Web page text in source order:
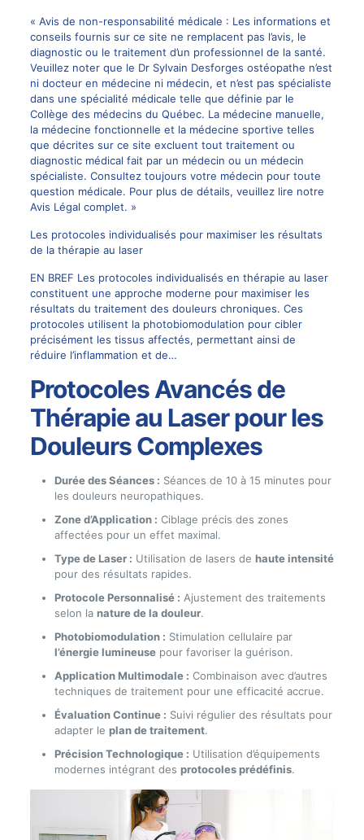
« Avis de non-responsabilité médicale : Les informations et
conseils fournis sur ce site ne remplacent pas l’avis, le
diagnostic ou le traitement d’un professionnel de la santé.
Veuillez noter que le Dr Sylvain Desforges ostéopathe n’est
ni docteur en médecine ni médecin, et n’est pas spécialiste
dans une spécialité médicale telle que définie par le
Collège des médecins du Québec. La médecine manuelle,
la médecine fonctionnelle et la médecine sportive telles
que décrites sur ce site excluent tout traitement ou
diagnostic médical fait par un médecin ou un médecin
spécialiste. Consultez toujours votre médecin pour toute
question médicale. Pour plus de détails, veuillez lire notre
Avis Légal complet. »
Les protocoles individualisés pour maximiser les résultats
de la thérapie au laser
EN BREF Les protocoles individualisés en thérapie au laser
constituent une approche moderne pour maximiser les
résultats du traitement des douleurs chroniques. Ces
protocoles utilisent la photobiomodulation pour cibler
précisément les tissus affectés, permettant ainsi de
réduire l’inflammation et de…
Protocoles Avancés de
Thérapie au Laser pour les
Douleurs Complexes
Durée des Séances : Séances de 10 à 15 minutes pour
les douleurs neuropathiques.
Zone d’Application : Ciblage précis des zones
affectées pour un effet maximal.
Type de Laser : Utilisation de lasers de haute intensité
pour des résultats rapides.
Protocole Personnalisé : Ajustement des traitements
selon la nature de la douleur.
Photobiomodulation : Stimulation cellulaire par
l’énergie lumineusepour favoriser la guérison.
Application Multimodale : Combinaison avec d’autres
techniques de traitement pour une efficacité accrue.
Évaluation Continue : Suivi régulier des résultats pour
adapter le plan de traitement.
Précision Technologique : Utilisation d’équipements
modernes intégrant des protocoles prédéfinis.